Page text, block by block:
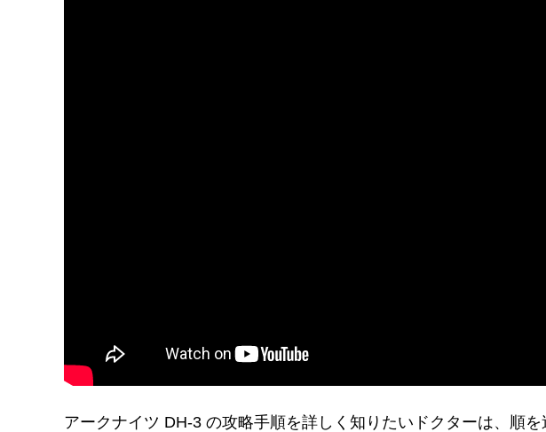
アークナイツ DH-3 の攻略手順を詳しく知りたいドクターは、順